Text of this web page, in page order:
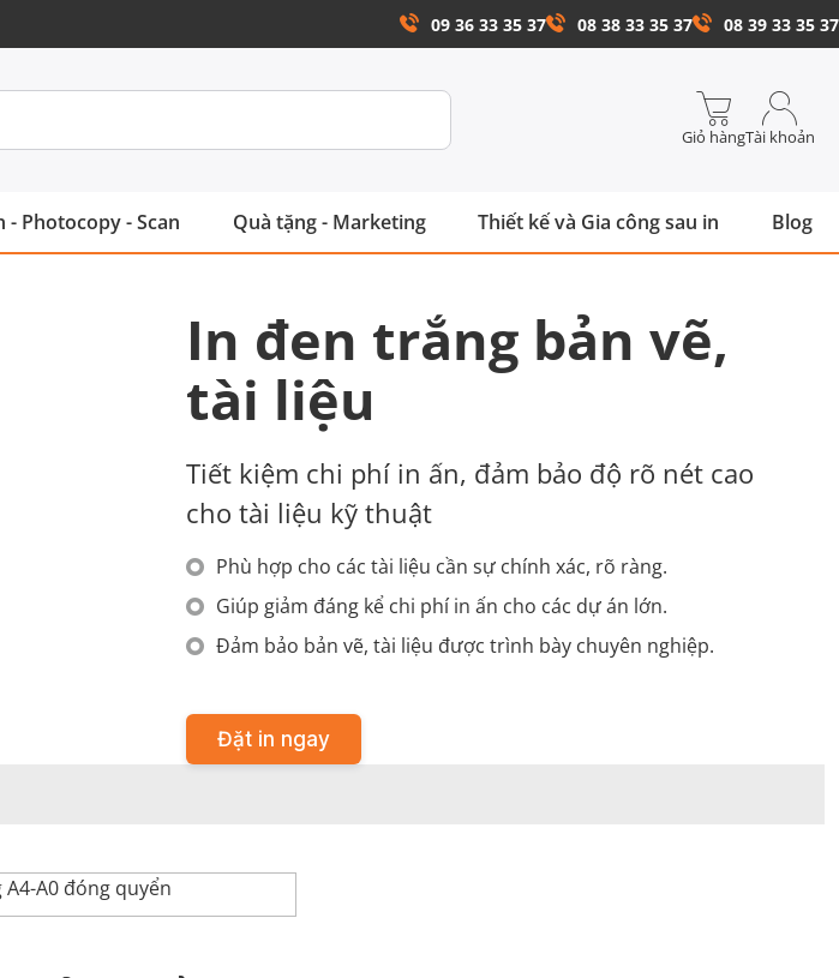
09 36 33 35 37 08 38 33 35 37 08 39 33 35 37
Giỏ hàngTài khoản
- Photocopy - Scan Quà tặng - Marketing Thiết kế và Gia công sau in Blog
In đen trắng bản vẽ,
tài liệu
Tiết kiệm chi phí in ấn, đảm bảo độ rõ nét cao
cho tài liệu kỹ thuật
Phù hợp cho các tài liệu cần sự chính xác, rõ ràng.
Giúp giảm đáng kể chi phí in ấn cho các dự án lớn.
Đảm bảo bản vẽ, tài liệu được trình bày chuyên nghiệp.
Đặt in ngay
A0 đóng quyển